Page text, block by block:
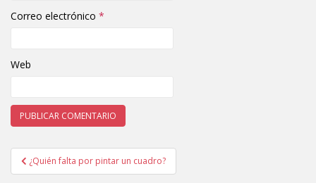
Correo electrónico *
Web
Navegación de entradas
¿Quién falta por pintar un cuadro?